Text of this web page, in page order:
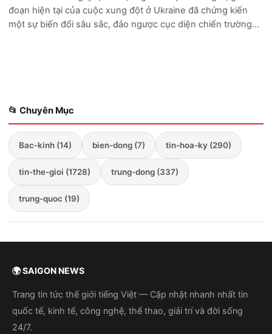
đoạn hiện tại của cuộc xung đột ở Ukraine đã chứng kiến
một sự biến đổi sâu sắc, đảo ngược cục diện chiến trường
📂 Chuyên Mục
Bac-kinh (14) bien-dong (7) tin-hoa-ky (290)
tin-the-gioi (1728) trung-dong (337)
trung-quoc (19)
🌍 SAIGON NEWS
Trang tin tức thế giới tiếng Việt — Cập nhật nhanh nhất tin
quốc tế, kinh tế, công nghệ, thể thao, giải trí và đời sống
24/7.